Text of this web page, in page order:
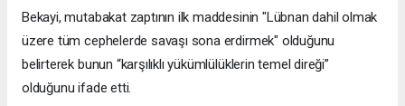
Bekayi, mutabakat zaptının ilk maddesinin "Lübnan dahil olmak
üzere tüm cephelerde savaşı sona erdirmek" olduğunu
belirterek bunun “karşılıklı yükümlülüklerin temel direği”
olduğunu ifade etti.